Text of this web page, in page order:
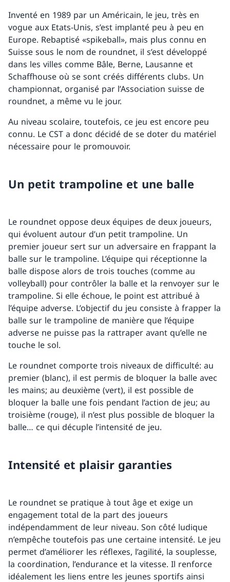
Inventé en 1989 par un Américain, le jeu, très en
vogue aux Etats-Unis, s’est implanté peu à peu en
Europe. Rebaptisé «spikeball», mais plus connu en
Suisse sous le nom de roundnet, il s’est développé
dans les villes comme Bâle, Berne, Lausanne et
Schaffhouse où se sont créés différents clubs. Un
championnat, organisé par l’Association suisse de
roundnet, a même vu le jour.
Au niveau scolaire, toutefois, ce jeu est encore peu
connu. Le CST a donc décidé de se doter du matériel
nécessaire pour le promouvoir.
Un petit trampoline et une balle
Le roundnet oppose deux équipes de deux joueurs,
qui évoluent autour d’un petit trampoline. Un
premier joueur sert sur un adversaire en frappant la
balle sur le trampoline. L’équipe qui réceptionne la
balle dispose alors de trois touches (comme au
volleyball) pour contrôler la balle et la renvoyer sur le
trampoline. Si elle échoue, le point est attribué à
l’équipe adverse. L’objectif du jeu consiste à frapper la
balle sur le trampoline de manière que l’équipe
adverse ne puisse pas la rattraper avant qu’elle ne
touche le sol.
Le roundnet comporte trois niveaux de difficulté: au
premier (blanc), il est permis de bloquer la balle avec
les mains; au deuxième (vert), il est possible de
bloquer la balle une fois pendant l’action de jeu; au
troisième (rouge), il n’est plus possible de bloquer la
balle… ce qui décuple l’intensité de jeu.
Intensité et plaisir garanties
Le roundnet se pratique à tout âge et exige un
engagement total de la part des joueurs
indépendamment de leur niveau. Son côté ludique
n’empêche toutefois pas une certaine intensité. Le jeu
permet d’améliorer les réflexes, l’agilité, la souplesse,
la coordination, l’endurance et la vitesse. Il renforce
idéalement les liens entre les jeunes sportifs ainsi